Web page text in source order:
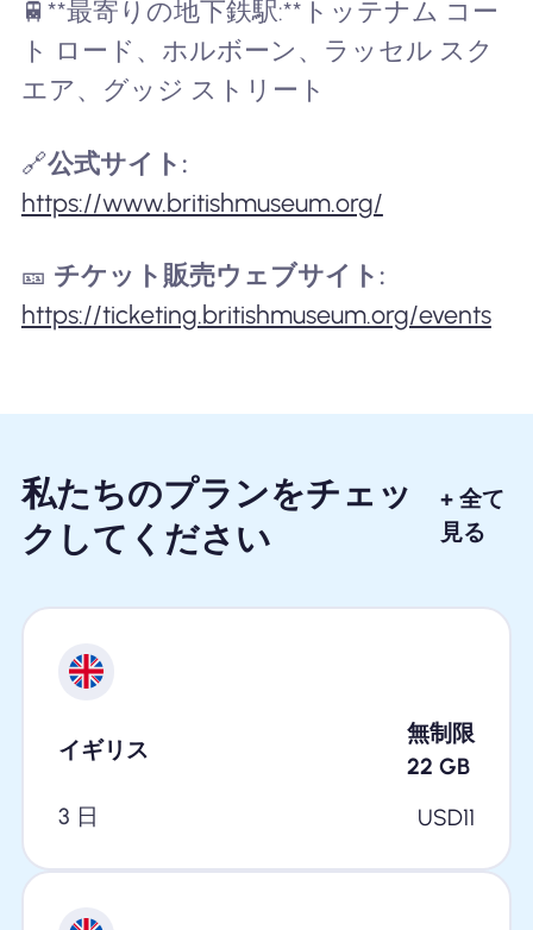
🚆**最寄りの地下鉄駅:**トッテナム コー
ト ロード、ホルボーン、ラッセル スク
エア、グッジ ストリート
🔗公式サイト:
https://www.britishmuseum.org/
🎫 チケット販売ウェブサイト:
https://ticketing.britishmuseum.org/events
私たちのプランをチェッ
クしてください
+ 全て
見る
イギリス
無制限
22 GB
3 日
USD11